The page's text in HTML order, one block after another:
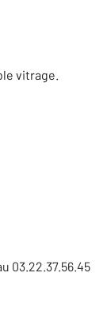
vitrage.
03.22.37.56.45